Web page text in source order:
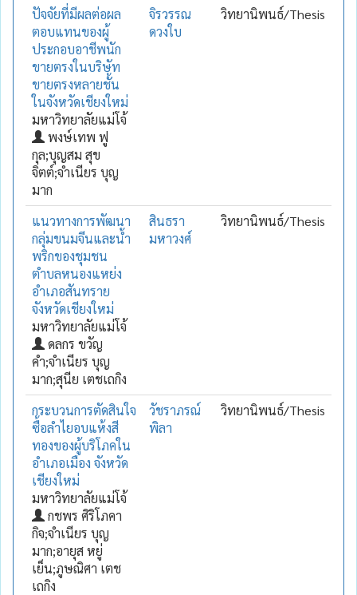
ปัจจัยที่มีผลต่อผล
ตอบแทนของผู้
ประกอบอาชีพนัก
ขายตรงในบริษัท
ขายตรงหลายชั้น
ในจังหวัดเชียงใหม่
มหาวิทยาลัยแม่โจ้
พงษ์เทพ ฟู
กุล;บุญสม สุข
จิตต์;จำเนียร บุญ
มาก
จิรวรรณ
ดวงใบ
วิทยานิพนธ์/Thesis
แนวทางการพัฒนา
กลุ่มขนมจีนและน้ำ
พริกของชุมชน
ตำบลหนองแหย่ง
อำเภอสันทราย
จังหวัดเชียงใหม่
มหาวิทยาลัยแม่โจ้
ดลกร ขวัญ
คำ;จำเนียร บุญ
มาก;สุนีย เตชเถกิง
สินธรา
มหาวงศ์
วิทยานิพนธ์/Thesis
กระบวนการตัดสินใจ
ซื้อลำไยอบแห้งสี
ทองของผู้บริโภคใน
อำเภอเมือง จังหวัด
เชียงใหม่
มหาวิทยาลัยแม่โจ้
กชพร ศิริโภคา
กิจ;จำเนียร บุญ
มาก;อายุส หยู่
เย็น;ภูษณิศา เตช
เถกิง
วัชราภรณ์
พิลา
วิทยานิพนธ์/Thesis